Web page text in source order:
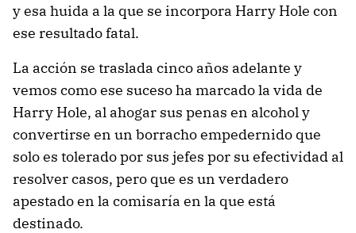
y esa huida a la que se incorpora Harry Hole con
ese resultado fatal.
La acción se traslada cinco años adelante y
vemos como ese suceso ha marcado la vida de
Harry Hole, al ahogar sus penas en alcohol y
convertirse en un borracho empedernido que
solo es tolerado por sus jefes por su efectividad al
resolver casos, pero que es un verdadero
apestado en la comisaría en la que está
destinado.